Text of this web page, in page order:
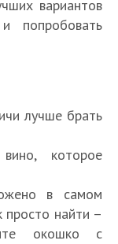
вариантов
попробовать
лучше брать
которое
в самом
просто найти –
окошко с